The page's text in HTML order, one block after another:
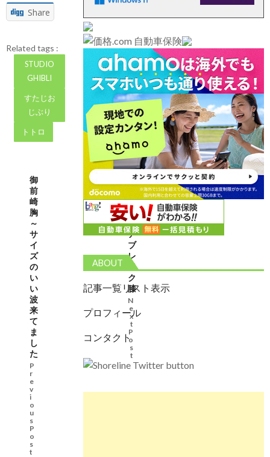
Share
Related tags :
STUDIO
GHIBLI
すたじお
じぶり
トトロ
御
前
崎
胸
～
サ
イ
ズ
の
い
い
波
来
て
ま
し
た
P
r
e
v
i
o
u
s
P
o
s
t
御
崎
シ
ョ
ア
ブ
レ
イ
ク
膝
N
e
x
t
P
o
s
t
ABOUT
記事一覧リスト表示
プロフィール
コンタクト